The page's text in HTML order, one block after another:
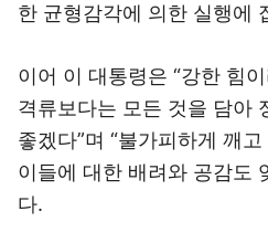
한 균형감각에 의한 실행에
이어 이 대통령은 “강한 힘
격류보다는 모든 것을 담아
좋겠다”며 “불가피하게 깨
이들에 대한 배려와 공감도
다.